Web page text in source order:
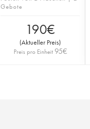
Gebote
190€
(Aktueller Preis)
Preis pro Einheit 95€